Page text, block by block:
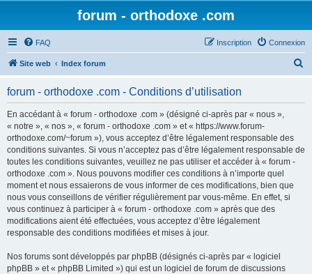
forum - orthodoxe .com
FAQ Connexion
Inscription
Site web Index forum
forum - orthodoxe .com - Conditions d’utilisation
En accédant à « forum - orthodoxe .com » (désigné ci-après par « nous »,
« notre », « nos », « forum - orthodoxe .com » et « https://www.forum-
orthodoxe.com/~forum »), vous acceptez d’être légalement responsable des
conditions suivantes. Si vous n’acceptez pas d’être légalement responsable de
toutes les conditions suivantes, veuillez ne pas utiliser et accéder à « forum -
orthodoxe .com ». Nous pouvons modifier ces conditions à n’importe quel
moment et nous essaierons de vous informer de ces modifications, bien que
nous vous conseillons de vérifier régulièrement par vous-même. En effet, si
vous continuez à participer à « forum - orthodoxe .com » après que des
modifications aient été effectuées, vous acceptez d’être légalement
responsable des conditions modifiées et mises à jour.
Nos forums sont développés par phpBB (désignés ci-après par « logiciel
phpBB » et « phpBB Limited ») qui est un logiciel de forum de discussions